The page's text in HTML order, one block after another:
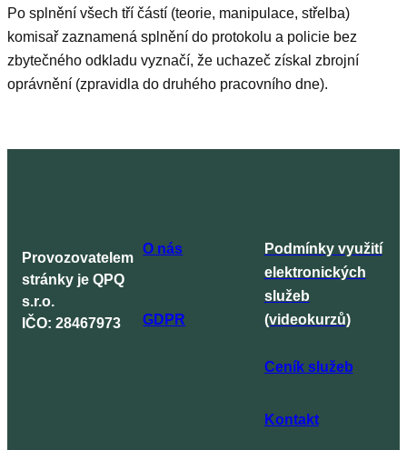
Po splnění všech tří částí (teorie, manipulace, střelba)
komisař zaznamená splnění do protokolu a policie bez
zbytečného odkladu vyznačí, že uchazeč získal zbrojní
oprávnění (zpravidla do druhého pracovního dne).
Provozovatelem
stránky je QPQ
s.r.o.
IČO: 28467973
O nás
GDPR
Podmínky využití
elektronických
služeb
(videokurzů)
Ceník služeb
Kontakt